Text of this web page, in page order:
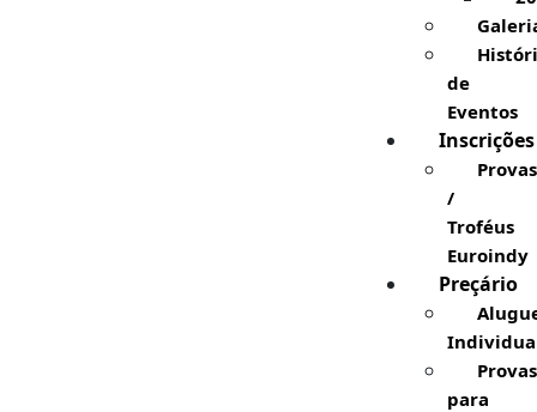
de
Eventos
Inscrições
Provas
/
Troféus
Euroindy
Preçário
Provas
para